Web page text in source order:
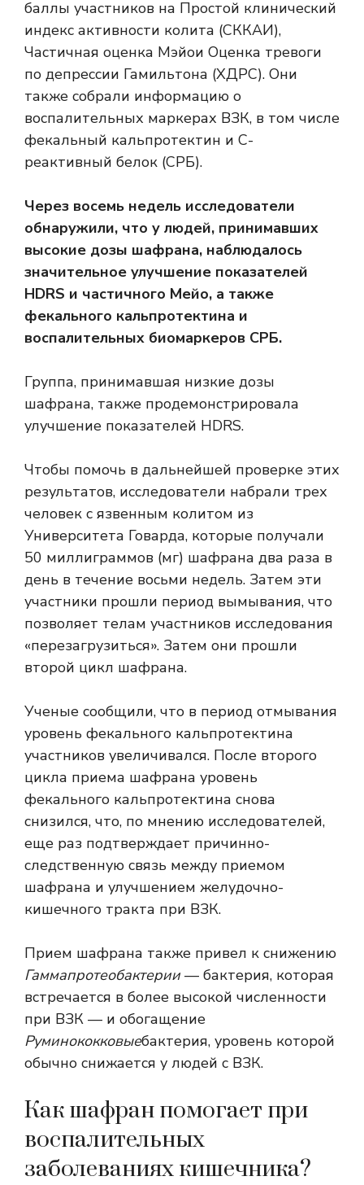
баллы участников на Простой клинический
индекс активности колита (СККАИ),
Частичная оценка Мэйои Оценка тревоги
по депрессии Гамильтона (ХДРС). Они
также собрали информацию о
воспалительных маркерах ВЗК, в том числе
фекальный кальпротектин и С-
реактивный белок (СРБ).
Через восемь недель исследователи
обнаружили, что у людей, принимавших
высокие дозы шафрана, наблюдалось
значительное улучшение показателей
HDRS и частичного Мейо, а также
фекального кальпротектина и
воспалительных биомаркеров СРБ.
Группа, принимавшая низкие дозы
шафрана, также продемонстрировала
улучшение показателей HDRS.
Чтобы помочь в дальнейшей проверке этих
результатов, исследователи набрали трех
человек с язвенным колитом из
Университета Говарда, которые получали
50 миллиграммов (мг) шафрана два раза в
день в течение восьми недель. Затем эти
участники прошли период вымывания, что
позволяет телам участников исследования
«перезагрузиться». Затем они прошли
второй цикл шафрана.
Ученые сообщили, что в период отмывания
уровень фекального кальпротектина
участников увеличивался. После второго
цикла приема шафрана уровень
фекального кальпротектина снова
снизился, что, по мнению исследователей,
еще раз подтверждает причинно-
следственную связь между приемом
шафрана и улучшением желудочно-
кишечного тракта при ВЗК.
Прием шафрана также привел к снижению
Гаммапротеобактерии— бактерия, которая
встречается в более высокой численности
при ВЗК — и обогащение
Руминококковыебактерия, уровень которой
обычно снижается у людей с ВЗК.
Как шафран помогает при
воспалительных
заболеваниях кишечника?